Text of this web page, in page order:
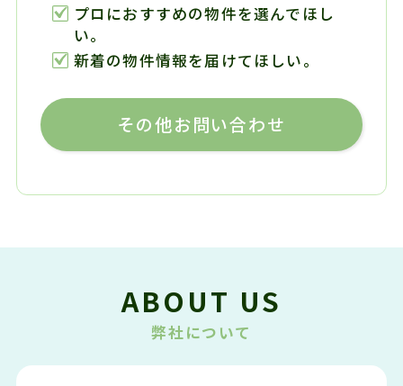
プロにおすすめの物件を選んでほし
い。
新着の物件情報を届けてほしい。
その他お問い合わせ
ABOUT US
弊社について